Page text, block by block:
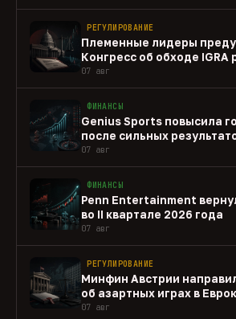
РЕГУЛИРОВАНИЕ
Племенные лидеры
Конгресс об обходе IGRA
прогнозов
07 авг
ФИНАНСЫ
Genius Sports повысила
после сильных
07 авг
ФИНАНСЫ
Penn Entertainment
во II квартале 2026 года
07 авг
РЕГУЛИРОВАНИЕ
Минфин Австрии
об азартных играх в
07 авг